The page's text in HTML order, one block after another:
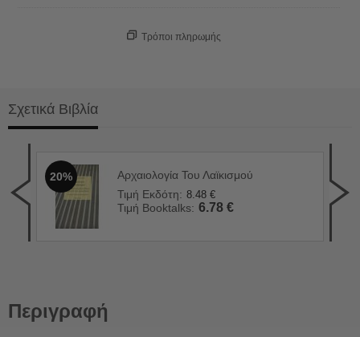
Τρόποι πληρωμής
Σχετικά Βιβλία
20%
Αρχαιολογία Του Λαϊκισμού
Τιμή Εκδότη: 8.48 €
Τιμή Booktalks: 6.78 €
Περιγραφή